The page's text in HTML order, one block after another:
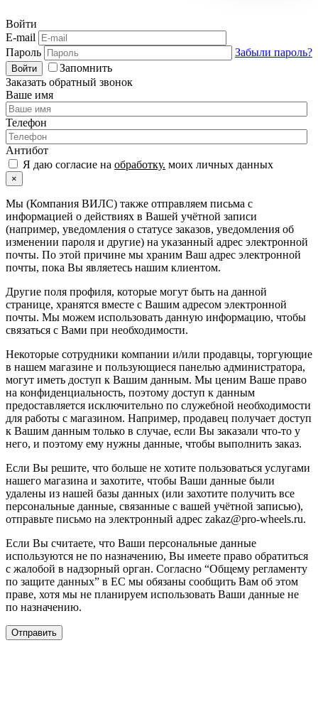
Войти
E-mail
Пароль
Забыли пароль?
Войти
Запомнить
Заказать обратный звонок
Ваше имя
Телефон
Антибот
Я даю согласие на обработку. моих личных данных
×
Мы (Компания ВИЛС) также отправляем письма с
информацией о действиях в Вашей учётной записи
(например, уведомления о статусе заказов, уведомления об
изменении пароля и другие) на указанный адрес электронной
почты. По этой причине мы храним Ваш адрес электронной
почты, пока Вы являетесь нашим клиентом.
Другие поля профиля, которые могут быть на данной
странице, хранятся вместе с Вашим адресом электронной
почты. Мы можем использовать данную информацию, чтобы
связаться с Вами при необходимости.
Некоторые сотрудники компании и/или продавцы, торгующие
в нашем магазине и пользующиеся панелью администратора,
могут иметь доступ к Вашим данным. Мы ценим Ваше право
на конфиденциальность, поэтому доступ к данным
предоставляется исключительно по служебной необходимости
для работы с магазином. Например, продавец получает доступ
к Вашим данным только в случае, если Вы заказали что-то у
него, и поэтому ему нужны данные, чтобы выполнить заказ.
Если Вы решите, что больше не хотите пользоваться услугами
нашего магазина и захотите, чтобы Ваши данные были
удалены из нашей базы данных (или захотите получить все
персональные данные, связанные с вашей учётной записью),
отправьте письмо на электронный адрес zakaz@pro-wheels.ru.
Если Вы считаете, что Ваши персональные данные
используются не по назначению, Вы имеете право обратиться
с жалобой в надзорный орган. Согласно “Общему регламенту
по защите данных” в ЕС мы обязаны сообщить Вам об этом
праве, хотя мы не планируем использовать Ваши данные не
по назначению.
Отправить